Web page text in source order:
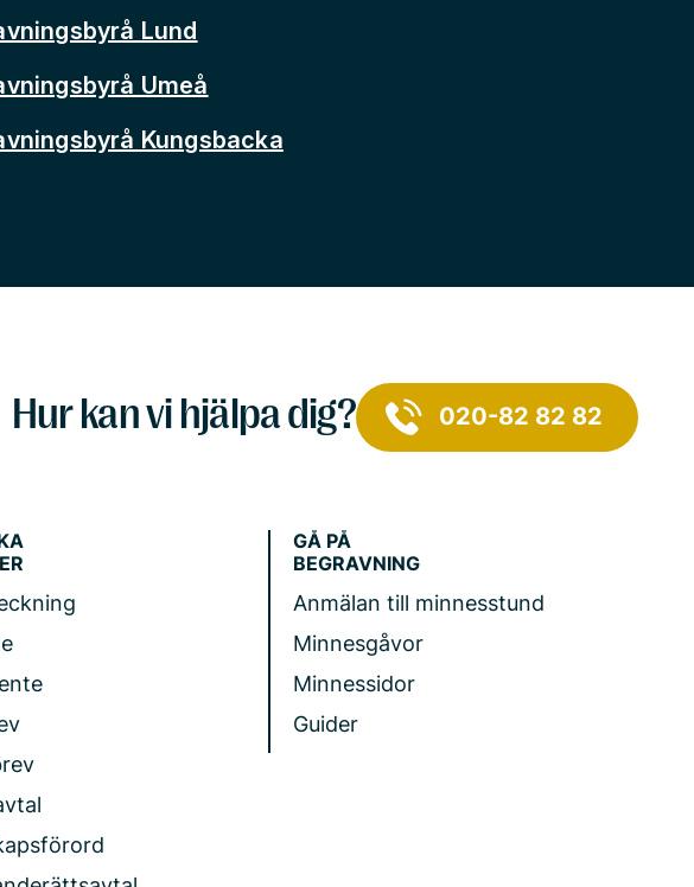
Lund
Umeå
Kungsbacka
Hur kan vi hjälpa dig? 020-82 82 82
GÅ PÅ
BEGRAVNING
Anmälan till minnesstund
Minnesgåvor
Minnessidor
Guider